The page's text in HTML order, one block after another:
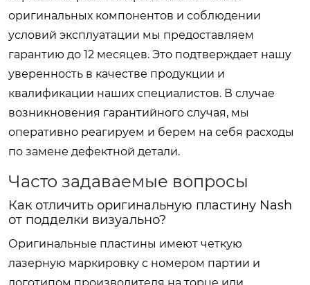
оригинальных компонентов и соблюдении
условий эксплуатации мы предоставляем
гарантию до 12 месяцев. Это подтверждает нашу
уверенность в качестве продукции и
квалификации наших специалистов. В случае
возникновения гарантийного случая, мы
оперативно реагируем и берем на себя расходы
по замене дефектной детали.
Часто задаваемые вопросы
Как отличить оригинальную пластину Nash
от подделки визуально?
Оригинальные пластины имеют четкую
лазерную маркировку с номером партии и
логотипом производителя на торце или